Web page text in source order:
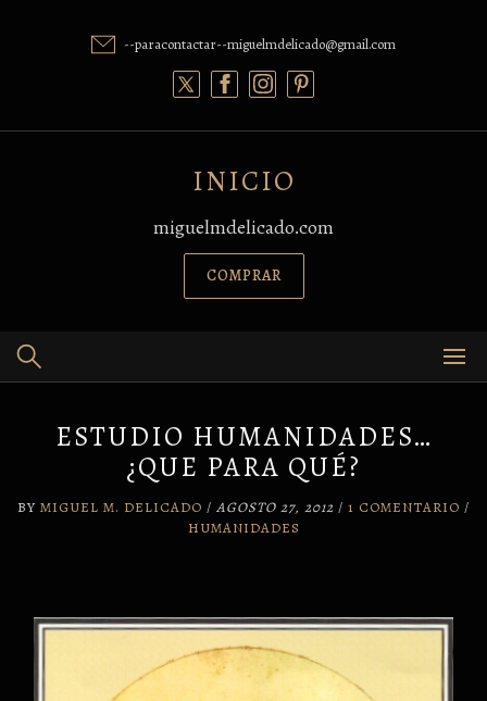
--paracontactar--miguelmdelicado@gmail.com
INICIO
miguelmdelicado.com
COMPRAR
ESTUDIO HUMANIDADES…
¿QUE PARA QUÉ?
BY MIGUEL M. DELICADO / AGOSTO 27, 2012 / 1 COMENTARIO /
HUMANIDADES